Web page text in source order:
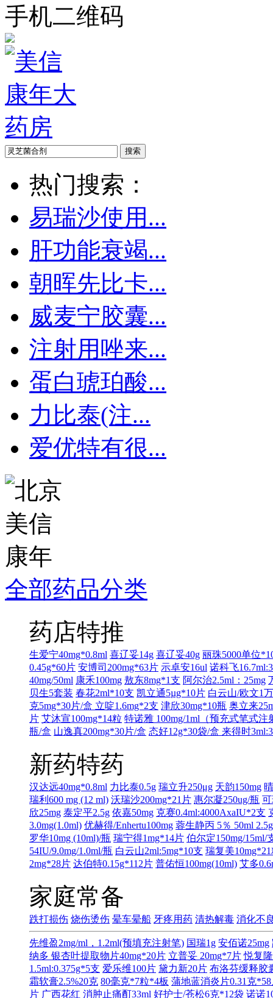
手机二维码
热门搜索：
易瑞沙使用...
肝功能衰竭...
朝晖先比卡...
威麦宁胶囊...
注射用唑来...
蛋白琥珀酸...
力比泰(注...
爱优特有很...
全部药品分类
药店特推
生爱宁40mg*0.8ml 喜辽妥14g 喜辽妥40g 丽珠5000单位
0.45g*60片 安博司200mg*63片 示卓安16ul 诺科飞
40mg/50ml 康禾100mg 敖东8mg*1支 阿尔治2.5ml：25mg
贝生5套装 春花2ml*10支 凯立通5µg*10片 白云山/欧文1
克5mg*30片/盒 立啶1.6mg*2支 津欣30mg*10瓶 奥立来
片 艾沐宣100mg*14粒 特诺雅 100mg/1ml（预充式笔式注
瓶/盒 山逸真200mg*30片/盒 态好12g*30袋/盒 来得时
新药特药
汉达远40mg*0.8ml 力比泰0.5g 瑞立升250μg 天韵150mg
瑞利600 mg (12 ml) 沃瑞沙200mg*21片 惠尔凝250ug/瓶
欣25mg 泰定平2.5g 依嘉50mg 克赛0.4ml:4000AxaIU*2支
3.0mg(1.0ml) 优赫得/Enhertu100mg 蓉生静丙 5％ 50ml
罗华10mg (10ml)/瓶 瑞宁得1mg*14片 伯尔定150mg/15ml/
54IU/9.0mg/1.0ml/瓶 白云山2ml:5mg*10支 瑞复美
2mg*28片 达伯特0.15g*112片 普佑恒100mg(10ml) 艾多
家庭常备
跌打损伤 烧伤烫伤 晕车晕船 牙疼用药 清热解毒 消化不
先维盈2mg/ml，1.2ml(预填充注射笔) 国瑞1g 安佰诺25mg
纳多 银杏叶提取物片40mg*20片 立普妥 20mg*7片 悦复
1.5ml:0.375g*5支 爱乐维100片 黛力新20片 布洛芬缓释胶
霜软膏2.5%20克 80毫克*7粒*4板 蒲地蓝消炎片0.31克
片 广西花红 消肿止痛酊33ml 好护士/苍松6克*12袋 诺诺